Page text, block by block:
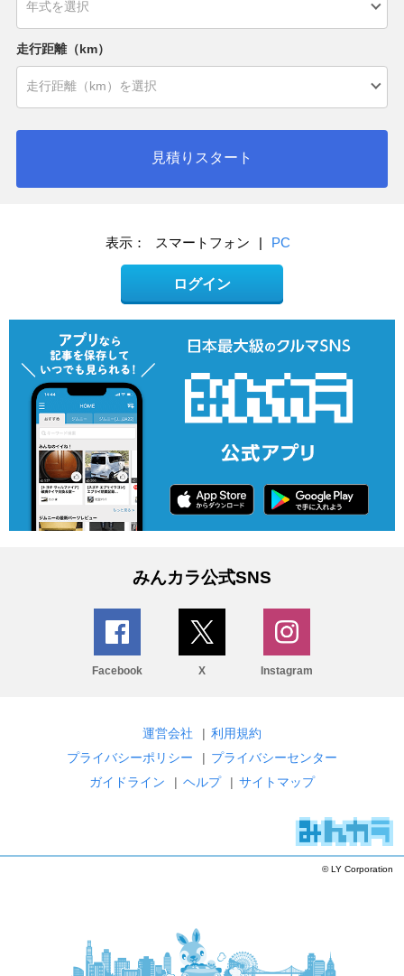
走行距離（km）
見積りスタート
表示： スマートフォン | PC
ログイン
みんカラ公式SNS
Facebook X Instagram
運営会社 | 利用規約
プライバシーポリシー
| プライバシーセンター
ガイドライン
| ヘルプ | サイトマップ
© LY Corporation